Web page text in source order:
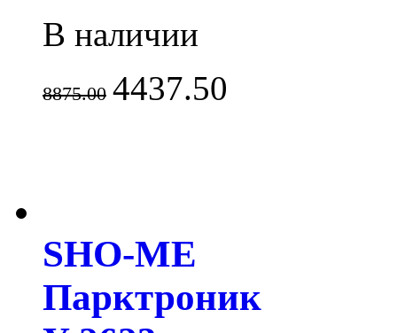
В наличии
8875.00 4437.50
SHO-ME
Парктроник